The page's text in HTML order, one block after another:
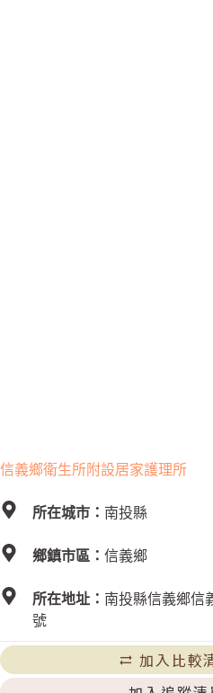
信義鄉衛生所附設居家護理所
所在城市： 南投縣
鄉鎮市區： 信義鄉
所在地址： 南投縣信義鄉信
號
加入比較